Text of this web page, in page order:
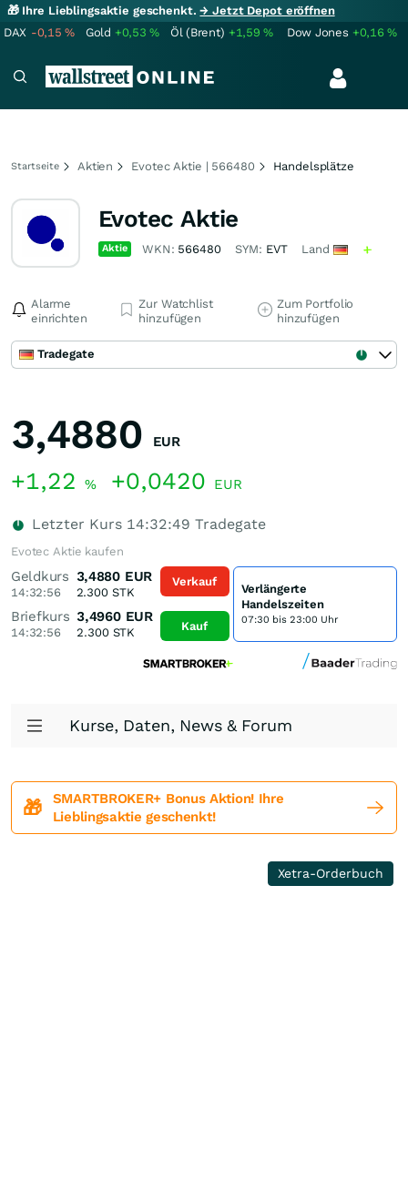
🎁 Ihre Lieblingsaktie geschenkt.→ Jetzt Depot eröffnen
DAX -0,15% Gold +0,53% Öl (Brent) +1,59% Dow Jones +0,16%
Startseite Aktien Evotec Aktie | 566480 Handelsplätze
Evotec Aktie
Aktie WKN: 566480 SYM: EVT Land
Alarme
einrichten
Zur Watchlist
hinzufügen
Zum Portfolio
hinzufügen
Tradegate
3,4880 EUR
+1,22 % +0,0420 EUR
Letzter Kurs 14:32:49 Tradegate
Evotec Aktie kaufen
Geldkurs
14:32:56
3,4880 EUR
2.300STK
Briefkurs
14:32:56
3,4960 EUR
2.300STK
Verkauf
Kauf
Verlängerte
Handelszeiten
07:30 bis 23:00 Uhr
Kurse, Daten, News & Forum
🎁
SMARTBROKER+ Bonus Aktion! Ihre
Lieblingsaktie geschenkt!
Xetra-Orderbuch